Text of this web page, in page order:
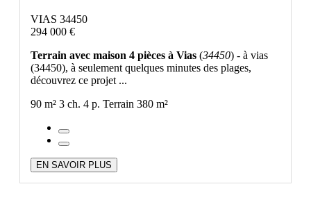
VIAS 34450
294 000 €
Terrain avec maison 4 pièces à Vias (34450) - à vias
(34450), à seulement quelques minutes des plages,
découvrez ce projet ...
90 m² 3 ch. 4 p. Terrain 380 m²
EN SAVOIR PLUS